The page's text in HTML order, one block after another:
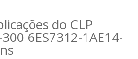
do CLP
6ES7312-1AE14-